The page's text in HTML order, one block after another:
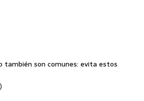
también son comunes: evita estos